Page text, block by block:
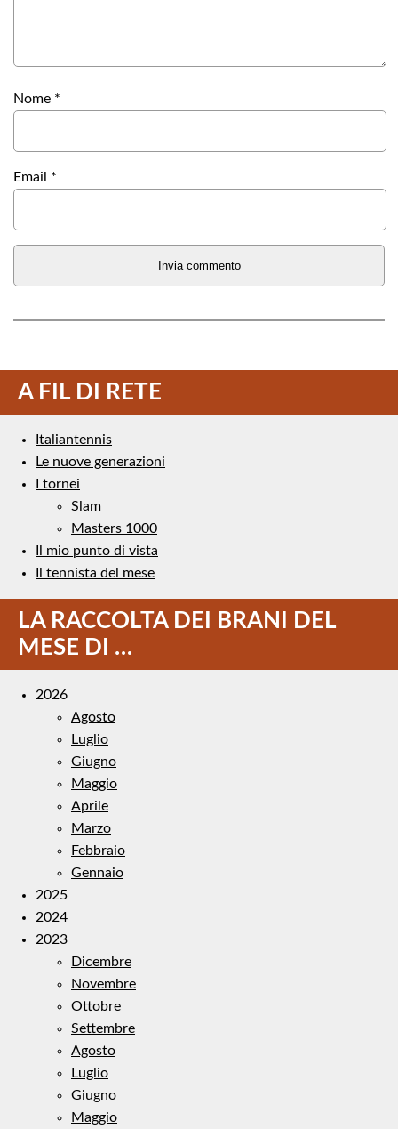
Nome *
Email *
A FIL DI RETE
Italiantennis
Le nuove generazioni
I tornei
Slam
Masters 1000
Il mio punto di vista
Il tennista del mese
LA RACCOLTA DEI BRANI DEL
MESE DI …
2026
Agosto
Luglio
Giugno
Maggio
Aprile
Marzo
Febbraio
Gennaio
2025
2024
2023
Dicembre
Novembre
Ottobre
Settembre
Agosto
Luglio
Giugno
Maggio